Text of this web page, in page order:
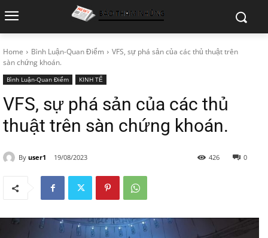
Home Bình Luận-Quan Điểm
VFS, sự phá sản của các thủ thuật trên
sàn chứng khoán.
Bình Luận-Quan Điểm KINH TẾ
VFS, sự phá sản của các thủ
thuật trên sàn chứng khoán.
By user1 19/08/2023 0
426